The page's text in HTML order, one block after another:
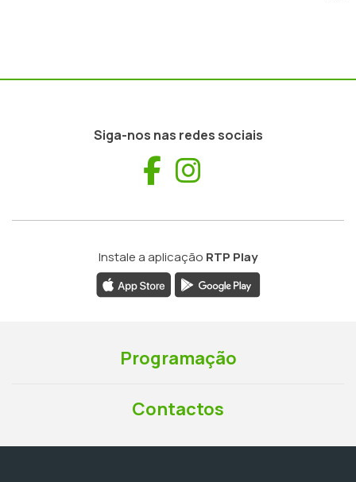
Siga-nos nas redes sociais
Facebook
Instale a aplicação RTP Play
Programação
Contactos